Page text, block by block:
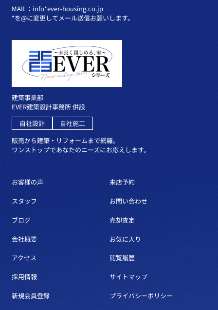
MAIL：info*ever-housing.co.jp
*を@に変更してメール送信お願いします。
建築事業部
EVER建築設計事務所 併設
自社設計
自社施工
販売から建築・リフォームまで網羅。
ワンストップであなたのニーズにお応えします。
お客様の声
スタッフ
ブログ
会社概要
アクセス
採用情報
新規会員登録
来店予約
お問い合わせ
売却査定
お気に入り
閲覧履歴
サイトマップ
プライバシーポリシー